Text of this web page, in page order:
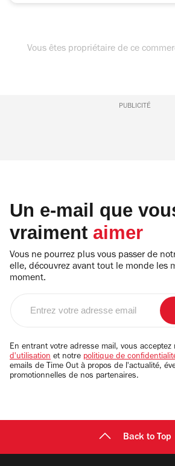
Vous êtes propriétaire de ce
PUBLICITÉ
Un e-mail que
vraiment aimer
Vous ne pourrez plus vous passer de
elle, découvrez avant tout le monde les
moment.
email
En entrant votre adresse mail, vous acceptez
d'utilisation et notre politique de
emails de Time Out à propos de l'actualité,
promotionnelles de nos partenaires.
Back to Top